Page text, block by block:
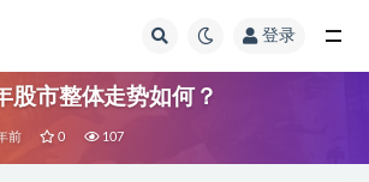
登录
股市整体走势如何？
前 0 107